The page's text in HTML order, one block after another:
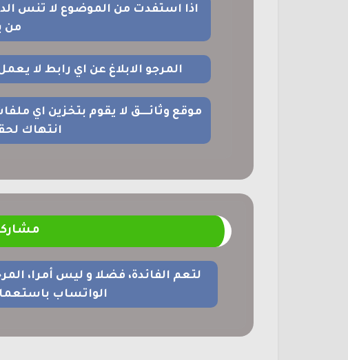
اذا استفدت من الموضوع لا تنس
من
المرجو الابلاغ عن اي رابط لا
موقع وثائــــق لا يقوم بتخزين اي
انتهاك
لتعم الفائدة، فضلا و ليس أمرا،
الواتساب